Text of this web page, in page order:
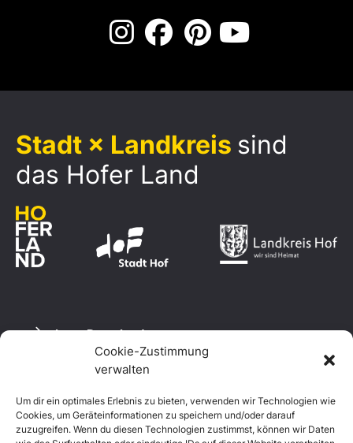
Cookie-Zustimmung
verwalten
Um dir ein optimales Erlebnis zu bieten, verwenden wir Technologien wie
Cookies, um Geräteinformationen zu speichern und/oder darauf
zuzugreifen. Wenn du diesen Technologien zustimmst, können wir Daten
Stadt × Landkreis sind
das Hofer Land
Logo Download
Datenschutzerklärung
Impressum